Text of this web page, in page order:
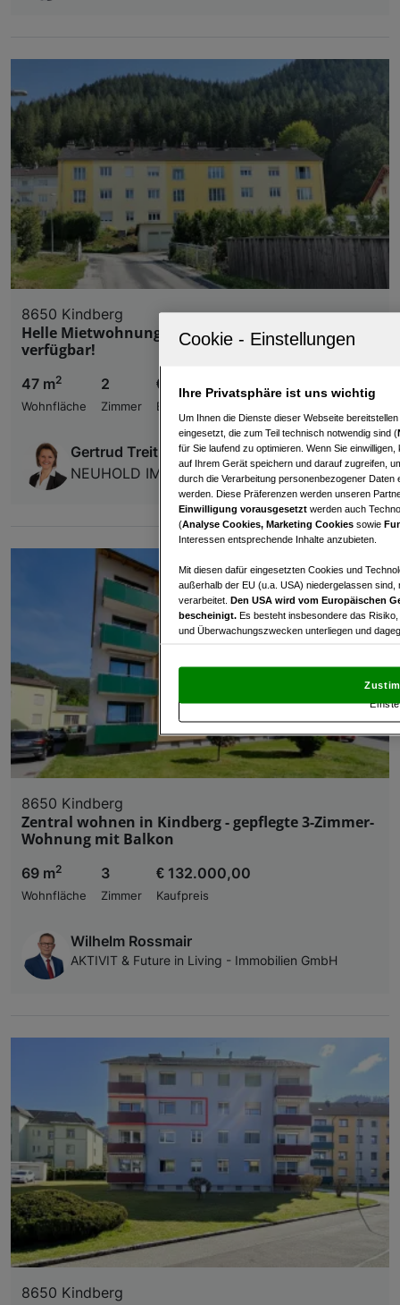
8650 Kindberg
Helle Mietwohnung im Erdgeschoß - sofort
verfügbar!
47 m2
Wohnfläche
2
Zimmer
€ 555,30
Bruttomiete
Gertrud Treitler
NEUHOLD IMMOBILIEN GmbH
8650 Kindberg
Zentral wohnen in Kindberg - gepflegte 3-Zimmer-
Wohnung mit Balkon
69 m2
Wohnfläche
3
Zimmer
€ 132.000,00
Kaufpreis
Wilhelm Rossmair
AKTIVIT & Future in Living - Immobilien GmbH
8650 Kindberg
Ihre Privatsphäre ist uns wichtig
Um Ihnen die Dienste dieser Webseite
eingesetzt, die zum Teil technisch notwendig sind (
für Sie laufend zu optimieren. Wenn Sie
auf Ihrem Gerät speichern und darauf zugreifen,
durch die Verarbeitung personenbezogener
werden. Diese Präferenzen werden unseren
Einwilligung vorausgesetzt werden auch
(Analyse Cookies, Marketing Cookies sowie
Interessen entsprechende Inhalte anzubieten.
Mit diesen dafür eingesetzten Cookies und
außerhalb der EU (u.a. USA) niedergelassen
verarbeitet. Den USA wird vom Europäischen
bescheinigt. Es besteht insbesondere das
und Überwachungszwecken unterliegen und
und Widerspruch gegen die Verarbeitung auf der
„Cookie Einstellungen“, die sich auf jeder Seite
Wir und unsere Partner verarbeiten
und der Performance von Inhalten,